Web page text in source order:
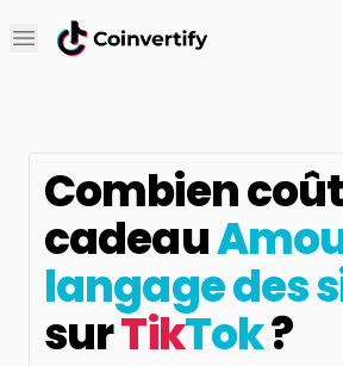
Open main menu
Combien
cadeau
langage des
surTikTok?